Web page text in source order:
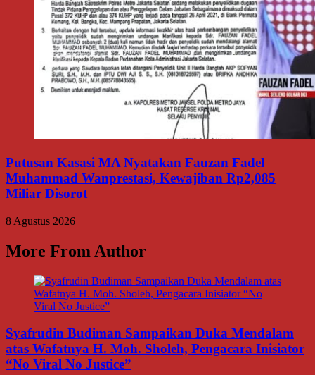
Putusan Kasasi MA Nyatakan Fauzan Fadel
Muhammad Wanprestasi, Kewajiban Rp2,085
Miliar Disorot
8 Agustus 2026
More From Author
Syafrudin Budiman Sampaikan Duka Mendalam
atas Wafatnya H. Moh. Sholeh, Pengacara Inisiator
“No Viral No Justice”